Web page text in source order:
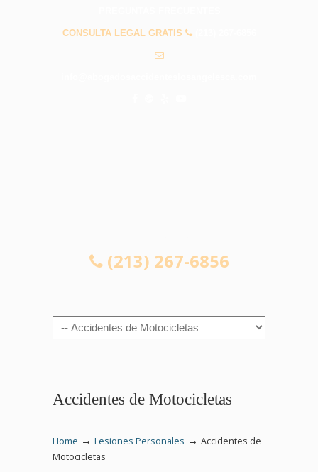
CONSULTA LEGAL GRATIS
(213) 267-6856
Navigation
Accidentes de Motocicletas
Home → Lesiones Personales → Accidentes de
Motocicletas